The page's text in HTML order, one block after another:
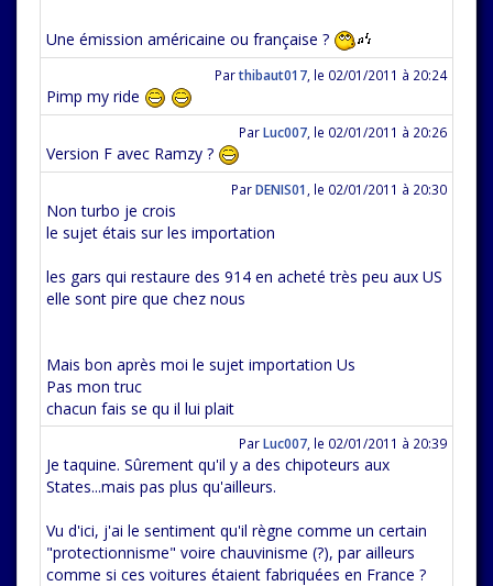
Une émission américaine ou française ?
Parthibaut017 le 02/01/2011 à 20:24
Pimp my ride
ParLuc007 le 02/01/2011 à 20:26
Version F avec Ramzy ?
ParDENIS01 le 02/01/2011 à 20:30
Non turbo je crois
le sujet étais sur les importation
les gars qui restaure des 914 en acheté très peu aux US
elle sont pire que chez nous
Mais bon après moi le sujet importation Us
Pas mon truc
chacun fais se qu il lui plait
ParLuc007 le 02/01/2011 à 20:39
Je taquine. Sûrement qu'il y a des chipoteurs aux
States...mais pas plus qu'ailleurs.
Vu d'ici, j'ai le sentiment qu'il règne comme un certain
"protectionnisme" voire chauvinisme (?), par ailleurs
comme si ces voitures étaient fabriquées en France ?